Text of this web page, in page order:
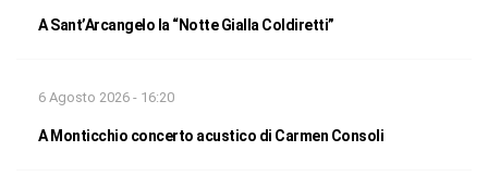
A Sant’Arcangelo la “Notte Gialla Coldiretti”
6 Agosto 2026 - 16:20
A Monticchio concerto acustico di Carmen Consoli